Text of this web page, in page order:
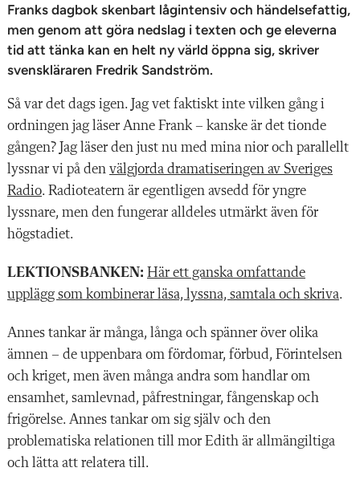
Franks dagbok skenbart lågintensiv och händelsefattig,
men genom att göra nedslag i texten och ge eleverna
tid att tänka kan en helt ny värld öppna sig, skriver
svenskläraren Fredrik Sandström.
Så var det dags igen. Jag vet faktiskt inte vilken gång i
ordningen jag läser Anne Frank – kanske är det tionde
gången? Jag läser den just nu med mina nior och parallellt
lyssnar vi på den välgjorda dramatiseringen av Sveriges
Radio. Radioteatern är egentligen avsedd för yngre
lyssnare, men den fungerar alldeles utmärkt även för
högstadiet.
LEKTIONSBANKEN: Här ett ganska omfattande
upplägg som kombinerar läsa, lyssna, samtala och skriva.
Annes tankar är många, långa och spänner över olika
ämnen – de uppenbara om fördomar, förbud, Förintelsen
och kriget, men även många andra som handlar om
ensamhet, samlevnad, påfrestningar, fångenskap och
frigörelse. Annes tankar om sig själv och den
problematiska relationen till mor Edith är allmängiltiga
och lätta att relatera till.